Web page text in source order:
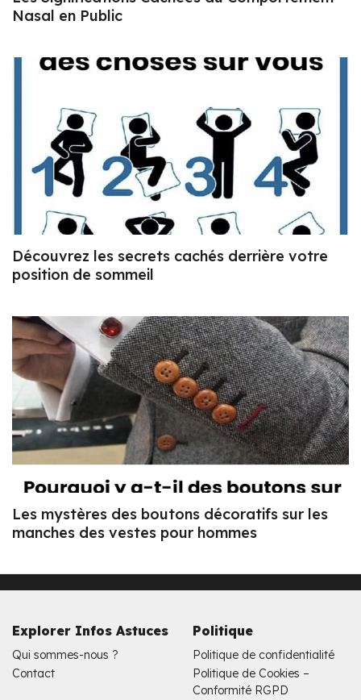
Nasal en Public
Découvrez les secrets cachés derrière votre
position de sommeil
Les mystères des boutons décoratifs sur les
manches des vestes pour hommes
Explorer Infos Astuces
Qui sommes-nous ?
Contact
Politique
Politique de confidentialité
Politique de Cookies –
Conformité RGPD